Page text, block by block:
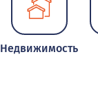
Недвижимость